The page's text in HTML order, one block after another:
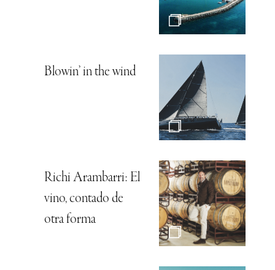
Blowin’ in the wind
Richi Arambarri: El
vino, contado de
otra forma